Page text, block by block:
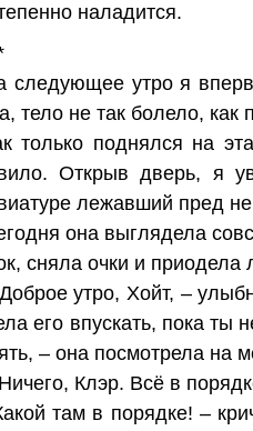
наладится.
следующее утро я
тело не так болело, как
только поднялся на
Открыв дверь, я
лежавший пред
она выглядела
сняла очки и
утро, Хойт, –
его впускать, пока
– она посмотрела на
Клэр. Всё в
там в порядке! –